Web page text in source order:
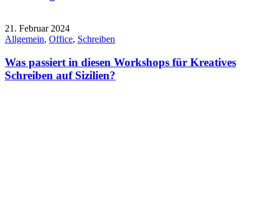
21. Februar 2024
Allgemein, Office, Schreiben
Was passiert in diesen Workshops für Kreatives
Schreiben auf Sizilien?